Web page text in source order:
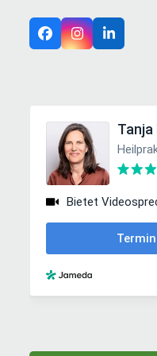
Facebook
Instagram
LinkedIn